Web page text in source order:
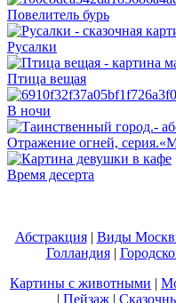
Повелитель бурь
Русалки
Птица вещая
В ночи
Отражение огней,
Время десерта
Абстракция| Виды
Голландия|
Картины с животными |
| Пейзаж |